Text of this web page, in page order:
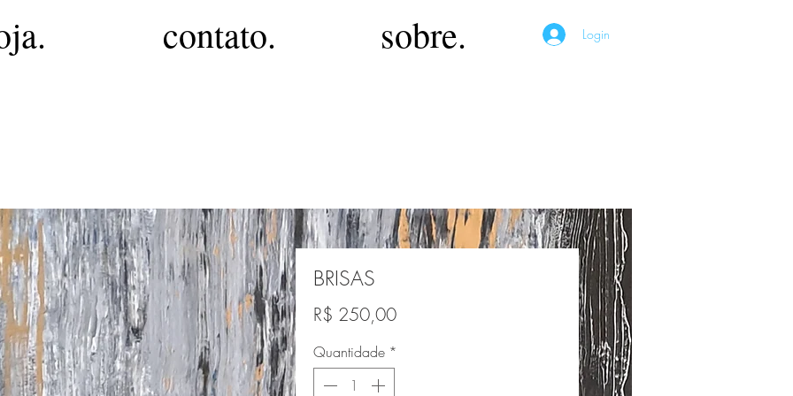
contato. sobre. Login
BRISAS
R$ 250,00Preço
Quantidade *